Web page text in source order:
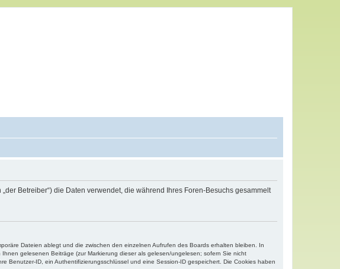
Betreiber“) die Daten verwendet, die während Ihres Foren-Besuchs gesammelt
Dateien ablegt und die zwischen den einzelnen Aufrufen des Boards erhalten bleiben. In
gelesenen Beiträge (zur Markierung dieser als gelesen/ungelesen; sofern Sie nicht
Benutzer-ID, ein Authentifizierungsschlüssel und eine Session-ID gespeichert. Die Cookies haben